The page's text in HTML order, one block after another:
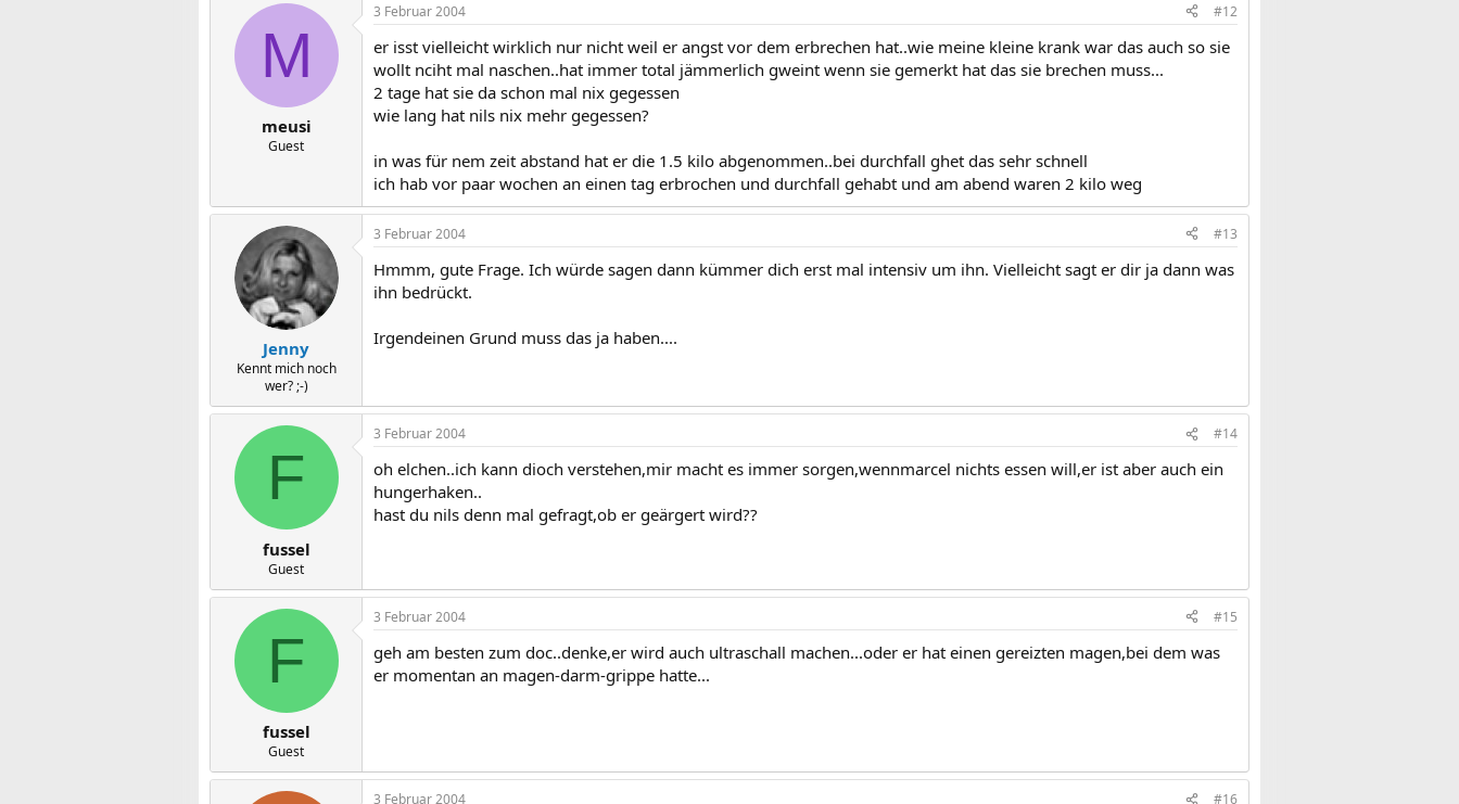
M
meusi
Guest
3 Februar 2004 #12
er isst vielleicht wirklich nur nicht weil er angst vor dem erbrechen hat..wie meine kleine krank war das auch so sie
wollt nciht mal naschen..hat immer total jämmerlich gweint wenn sie gemerkt hat das sie brechen muss...
2 tage hat sie da schon mal nix gegessen
wie lang hat nils nix mehr gegessen?
in was für nem zeit abstand hat er die 1.5 kilo abgenommen..bei durchfall ghet das sehr schnell
ich hab vor paar wochen an einen tag erbrochen und durchfall gehabt und am abend waren 2 kilo weg
Jenny
Kennt mich noch
wer? ;-)
3 Februar 2004 #13
Hmmm, gute Frage. Ich würde sagen dann kümmer dich erst mal intensiv um ihn. Vielleicht sagt er dir ja dann was
ihn bedrückt.
Irgendeinen Grund muss das ja haben....
F
fussel
Guest
3 Februar 2004 #14
oh elchen..ich kann dioch verstehen,mir macht es immer sorgen,wennmarcel nichts essen will,er ist aber auch ein
hungerhaken..
hast du nils denn mal gefragt,ob er geärgert wird??
F
fussel
Guest
3 Februar 2004 #15
geh am besten zum doc..denke,er wird auch ultraschall machen...oder er hat einen gereizten magen,bei dem was
er momentan an magen-darm-grippe hatte...
3 Februar 2004 #16